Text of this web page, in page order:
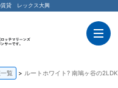
賃貸 レックス大興
覧 ルートホワイト? 南鳩ヶ谷の